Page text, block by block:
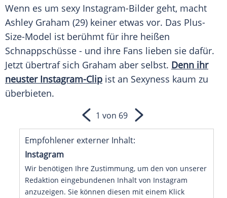
Wenn es um sexy Instagram-Bilder geht, macht
Ashley Graham (29) keiner etwas vor. Das Plus-
Size-Model ist berühmt für ihre heißen
Schnappschüsse - und ihre Fans lieben sie dafür.
Jetzt übertraf sich Graham aber selbst. Denn ihr
neuster Instagram-Clip ist an Sexyness kaum zu
überbieten.
Empfohlener externer Inhalt:
Instagram
Wir benötigen Ihre Zustimmung, um den von unserer
Redaktion eingebundenen Inhalt von Instagram
anzuzeigen. Sie können diesen mit einem Klick
1 von 69